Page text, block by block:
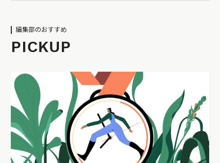
編集部のおすすめ
PICKUP